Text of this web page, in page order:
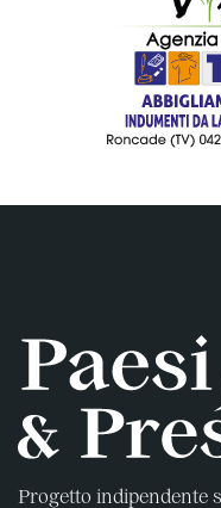
Progetto indipendente